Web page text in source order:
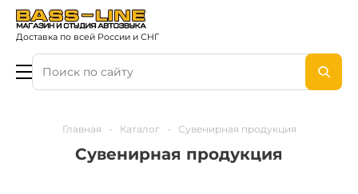
Доставка по всей России и СНГ
Главная - Каталог - Сувенирная продукция
Сувенирная продукция